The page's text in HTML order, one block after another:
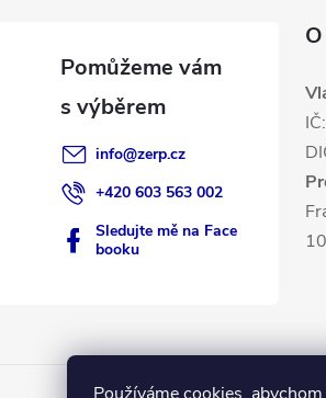
info@zerp.cz
+420 603 563 002
Sledujte mě na Face
booku